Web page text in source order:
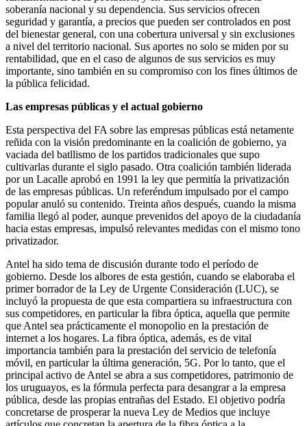
soberanía nacional y su dependencia. Sus servicios ofrecen
seguridad y garantía, a precios que pueden ser controlados en post
del bienestar general, con una cobertura universal y sin exclusiones
a nivel del territorio nacional. Sus aportes no solo se miden por su
rentabilidad, que en el caso de algunos de sus servicios es muy
importante, sino también en su compromiso con los fines últimos de
la pública felicidad.
Las empresas públicas y el actual gobierno
Esta perspectiva del FA sobre las empresas públicas está netamente
reñida con la visión predominante en la coalición de gobierno, ya
vaciada del batllismo de los partidos tradicionales que supo
cultivarlas durante el siglo pasado. Otra coalición también liderada
por un Lacalle aprobó en 1991 la ley que permitía la privatización
de las empresas públicas. Un referéndum impulsado por el campo
popular anuló su contenido. Treinta años después, cuando la misma
familia llegó al poder, aunque prevenidos del apoyo de la ciudadanía
hacia estas empresas, impulsó relevantes medidas con el mismo tono
privatizador.
Antel ha sido tema de discusión durante todo el período de
gobierno. Desde los albores de esta gestión, cuando se elaboraba el
primer borrador de la Ley de Urgente Consideración (LUC), se
incluyó la propuesta de que esta compartiera su infraestructura con
sus competidores, en particular la fibra óptica, aquella que permite
que Antel sea prácticamente el monopolio en la prestación de
internet a los hogares. La fibra óptica, además, es de vital
importancia también para la prestación del servicio de telefonía
móvil, en particular la última generación, 5G. Por lo tanto, que el
principal activo de Antel se abra a sus competidores, patrimonio de
los uruguayos, es la fórmula perfecta para desangrar a la empresa
pública, desde las propias entrañas del Estado. El objetivo podría
concretarse de prosperar la nueva Ley de Medios que incluye